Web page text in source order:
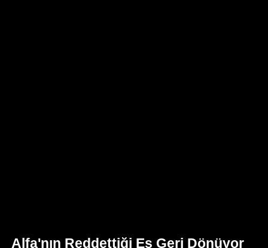
Alfa'nın Reddettiği Eş Geri Dönüyor